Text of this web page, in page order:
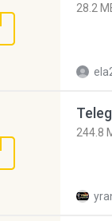
28.2
244.8